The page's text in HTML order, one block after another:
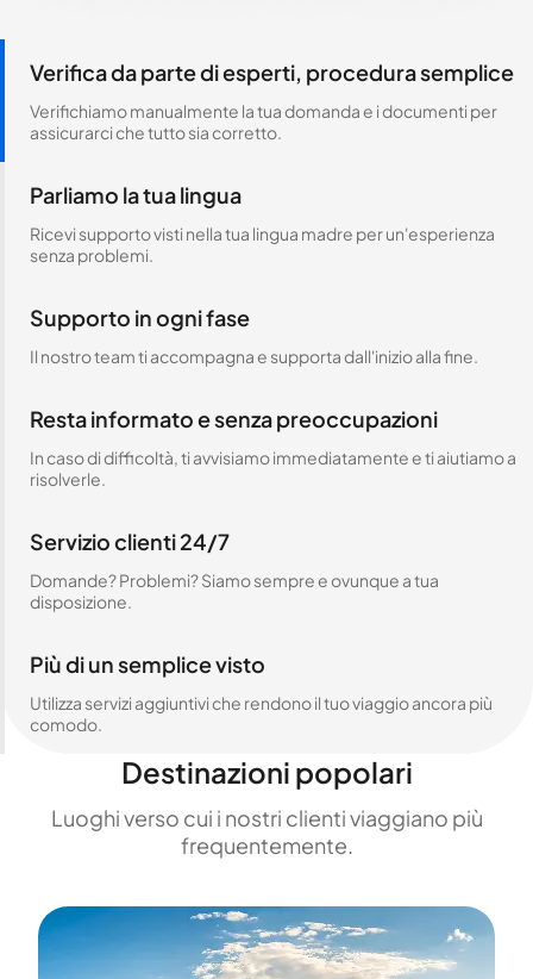
Verifica da parte di esperti, procedura semplice
Verifichiamo manualmente la tua domanda e i documenti per
assicurarci che tutto sia corretto.
Parliamo la tua lingua
Ricevi supporto visti nella tua lingua madre per un'esperienza
senza problemi.
Supporto in ogni fase
Il nostro team ti accompagna e supporta dall'inizio alla fine.
Resta informato e senza preoccupazioni
In caso di difficoltà, ti avvisiamo immediatamente e ti aiutiamo a
risolverle.
Servizio clienti 24/7
Domande? Problemi? Siamo sempre e ovunque a tua
disposizione.
Più di un semplice visto
Utilizza servizi aggiuntivi che rendono il tuo viaggio ancora più
comodo.
Destinazioni popolari
Luoghi verso cui i nostri clienti viaggiano più
frequentemente.